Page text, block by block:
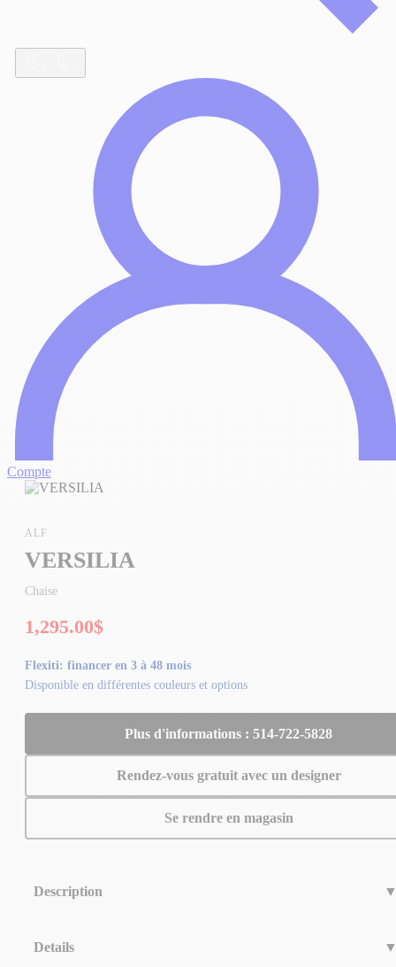
Compte
ALF
VERSILIA
Chaise
1,295.00$
Flexiti: financer en 3 à 48 mois
Disponible en différentes couleurs et options
Plus d'informations : 514-722-5828
Rendez-vous gratuit avec un designer
Se rendre en magasin
Description
à votre espace. Avec cette chaise sophistiquée, vous combinerez confort
Details